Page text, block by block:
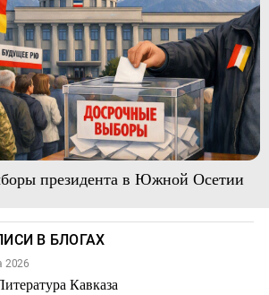
президента в Южной Осетии
В БЛОГАХ
2026
Кавказа